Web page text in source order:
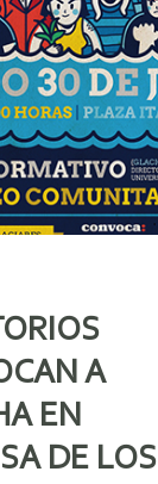
A
EN
DE LOS